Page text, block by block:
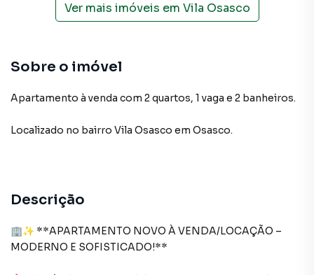
Ver mais imóveis em Vila Osasco
Sobre o imóvel
Apartamento à venda com 2 quartos, 1 vaga e 2 banheiros.
Localizado no bairro Vila Osasco em Osasco.
Descrição
🏢✨ **APARTAMENTO NOVO À VENDA/LOCAÇÃO –
MODERNO E SOFISTICADO!**